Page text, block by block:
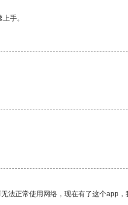
手。
正常使用网络，现在有了这个app，